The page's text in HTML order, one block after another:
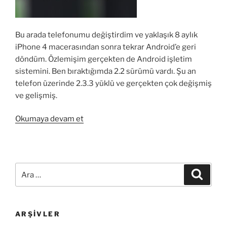
Bu arada telefonumu değiştirdim ve yaklaşık 8 aylık
iPhone 4 macerasından sonra tekrar Android’e geri
döndüm. Özlemişim gerçekten de Android işletim
sistemini. Ben bıraktığımda 2.2 sürümü vardı. Şu an
telefon üzerinde 2.3.3 yüklü ve gerçekten çok değişmiş
ve gelişmiş.
Okumaya devam et“Samsung
ARŞIVLER